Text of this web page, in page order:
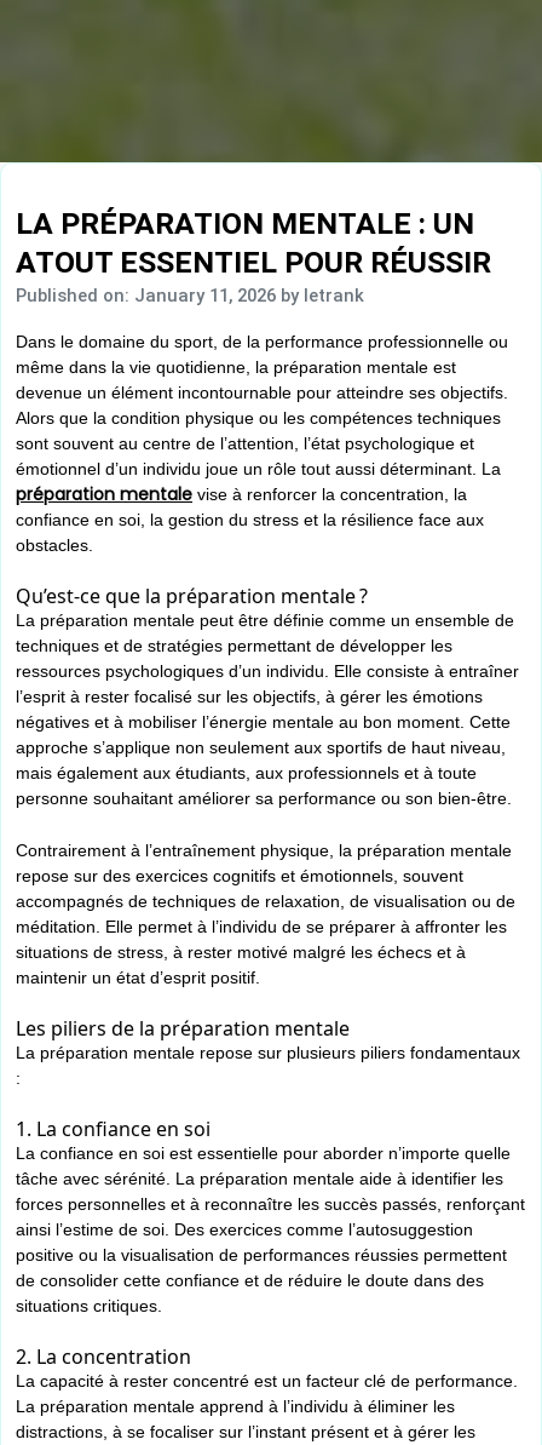
LA PRÉPARATION MENTALE : UN
ATOUT ESSENTIEL POUR RÉUSSIR
Published on: January 11, 2026 by letrank
Dans le domaine du sport, de la performance professionnelle ou
même dans la vie quotidienne, la préparation mentale est
devenue un élément incontournable pour atteindre ses objectifs.
Alors que la condition physique ou les compétences techniques
sont souvent au centre de l’attention, l’état psychologique et
émotionnel d’un individu joue un rôle tout aussi déterminant. La
préparation mentale vise à renforcer la concentration, la
confiance en soi, la gestion du stress et la résilience face aux
obstacles.
Qu’est-ce que la préparation mentale ?
La préparation mentale peut être définie comme un ensemble de
techniques et de stratégies permettant de développer les
ressources psychologiques d’un individu. Elle consiste à entraîner
l’esprit à rester focalisé sur les objectifs, à gérer les émotions
négatives et à mobiliser l’énergie mentale au bon moment. Cette
approche s’applique non seulement aux sportifs de haut niveau,
mais également aux étudiants, aux professionnels et à toute
personne souhaitant améliorer sa performance ou son bien-être.
Contrairement à l’entraînement physique, la préparation mentale
repose sur des exercices cognitifs et émotionnels, souvent
accompagnés de techniques de relaxation, de visualisation ou de
méditation. Elle permet à l’individu de se préparer à affronter les
situations de stress, à rester motivé malgré les échecs et à
maintenir un état d’esprit positif.
Les piliers de la préparation mentale
La préparation mentale repose sur plusieurs piliers fondamentaux
:
1. La confiance en soi
La confiance en soi est essentielle pour aborder n’importe quelle
tâche avec sérénité. La préparation mentale aide à identifier les
forces personnelles et à reconnaître les succès passés, renforçant
ainsi l’estime de soi. Des exercices comme l’autosuggestion
positive ou la visualisation de performances réussies permettent
de consolider cette confiance et de réduire le doute dans des
situations critiques.
2. La concentration
La capacité à rester concentré est un facteur clé de performance.
La préparation mentale apprend à l’individu à éliminer les
distractions, à se focaliser sur l’instant présent et à gérer les